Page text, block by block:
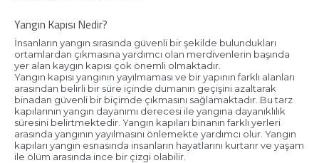
Yangın Kapısı Nedir?
İnsanların yangın sırasında güvenli bir şekilde bulundukları
ortamlardan çıkmasına yardımcı olan merdivenlerin başında
yer alan kaygın kapısı çok önemli olmaktadır.
Yangın kapısı yangının yayılmaması ve bir yapının farklı alanları
arasından belirli bir süre içinde dumanın geçişini azaltarak
binadan güvenli bir biçimde çıkmasını sağlamaktadır. Bu tarz
kapılarının yangın dayanımı derecesi ile yangına dayanıklılık
süresini belirtmektedir. Yangın kapıları binanın farklı yerleri
arasında yangının yayılmasını önlemekte yardımcı olur. Yangın
kapıları yangın esnasında insanların hayatlarını kurtarır ve yaşam
ile ölüm arasında ince bir çizgi olabilir.